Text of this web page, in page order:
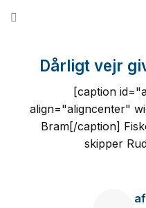
Dårligt vejr
[caption
align="aligncenter"
Bram[/caption]
skipper
af